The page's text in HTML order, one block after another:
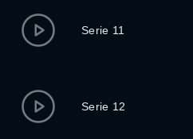
Serie 11
Serie 12